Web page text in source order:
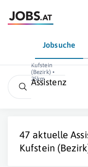
Jobsuche
Kufstein
(Bezirk) •
25km
Assistenz
47 aktuelle
Kufstein